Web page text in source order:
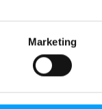
Marketing